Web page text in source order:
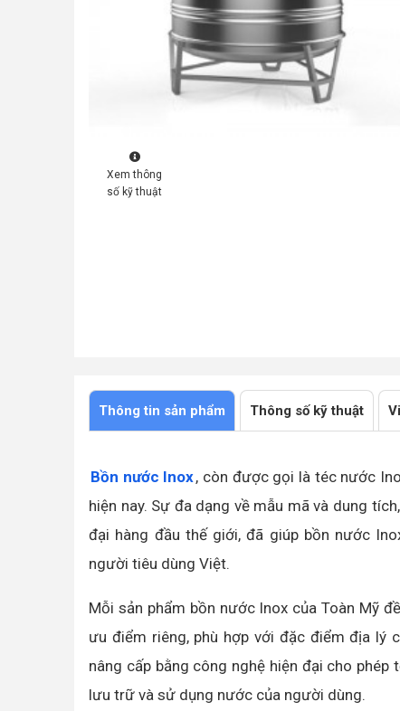
Xem thông
số kỹ thuật
Thông tin sản phẩm Thông số kỹ thuật
Bồn nước Inox, còn được gọi là téc nước
hiện nay. Sự đa dạng về mẫu mã và dung
đại hàng đầu thế giới, đã giúp bồn nước
người tiêu dùng Việt.
Mỗi sản phẩm bồn nước Inox của Toàn Mỹ
ưu điểm riêng, phù hợp với đặc điểm địa lý
nâng cấp bằng công nghệ hiện đại cho
lưu trữ và sử dụng nước của người dùng.